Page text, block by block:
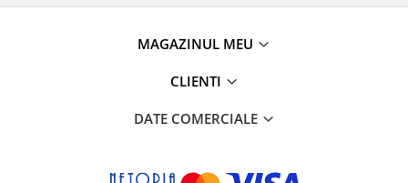
MAGAZINUL MEU
CLIENTI
DATE COMERCIALE